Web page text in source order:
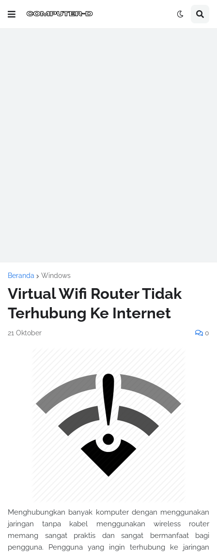
Beranda Windows
Virtual Wifi Router Tidak
Terhubung Ke Internet
21 Oktober 0
Menghubungkan banyak komputer dengan menggunakan
jaringan tanpa kabel menggunakan wireless router
memang sangat praktis dan sangat bermanfaat bagi
pengguna. Pengguna yang ingin terhubung ke jaringan